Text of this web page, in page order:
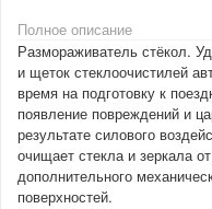
Полное описание
Размораживатель стёкол.
и щеток стеклоочистилей
время на подготовку к
появление повреждений и
результате силового
очищает стекла и зеркала
дополнительного
поверхностей.